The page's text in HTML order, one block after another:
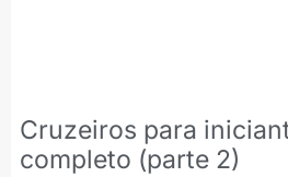
Cruzeiros para
completo (parte 2)